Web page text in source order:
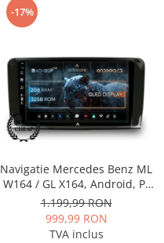
-17%
Navigatie Mercedes Benz ML
W164 / GL X164, Android, P-
Octacore / 2GB RAM + 32GB
ROM, 9 Inch - AD-
BGP9002+AD-BGRKIT405
1.199,99 RON
999,99 RON
TVA inclus